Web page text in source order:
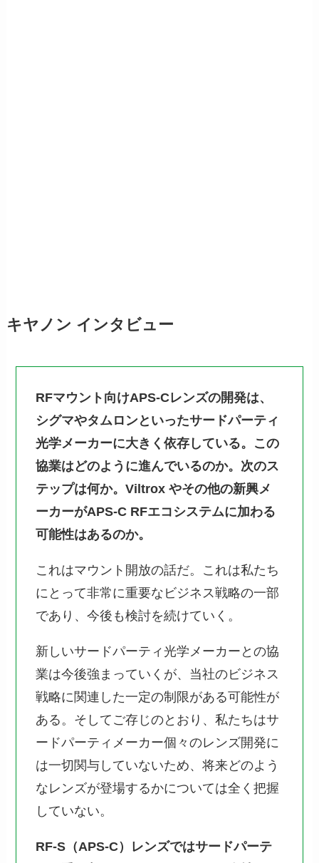
キヤノン インタビュー
RFマウント向けAPS-Cレンズの開発は、
シグマやタムロンといったサードパーティ
光学メーカーに大きく依存している。この
協業はどのように進んでいるのか。次のス
テップは何か。Viltrox やその他の新興メ
ーカーがAPS-C RFエコシステムに加わる
可能性はあるのか。
これはマウント開放の話だ。これは私たち
にとって非常に重要なビジネス戦略の一部
であり、今後も検討を続けていく。
新しいサードパーティ光学メーカーとの協
業は今後強まっていくが、当社のビジネス
戦略に関連した一定の制限がある可能性が
ある。そしてご存じのとおり、私たちはサ
ードパーティメーカー個々のレンズ開発に
は一切関与していないため、将来どのよう
なレンズが登場するかについては全く把握
していない。
RF-S（APS-C）レンズではサードパーテ